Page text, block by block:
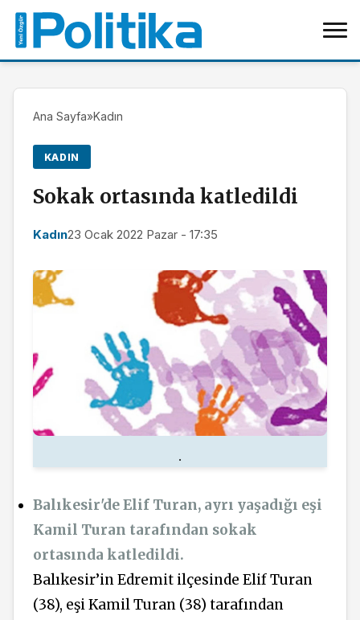
Ana Sayfa»Kadın
KADIN
Sokak ortasında katledildi
Kadın23 Ocak 2022 Pazar - 17:35
.
Balıkesir'de Elif Turan, ayrı yaşadığı eşi
Kamil Turan tarafından sokak
ortasında katledildi.
Balıkesir’in Edremit ilçesinde Elif Turan
(38), eşi Kamil Turan (38) tarafından